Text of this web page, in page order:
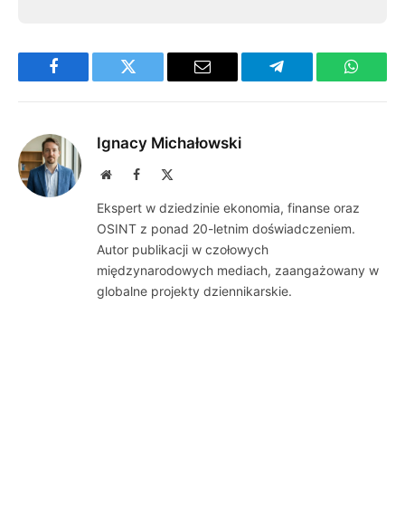
Facebook Twitter Email Telegram
Ignacy Michałowski
WebsiteFacebook
Ekspert w dziedzinie ekonomia, finanse oraz
OSINT z ponad 20-letnim doświadczeniem.
Autor publikacji w czołowych
międzynarodowych mediach, zaangażowany w
globalne projekty dziennikarskie.